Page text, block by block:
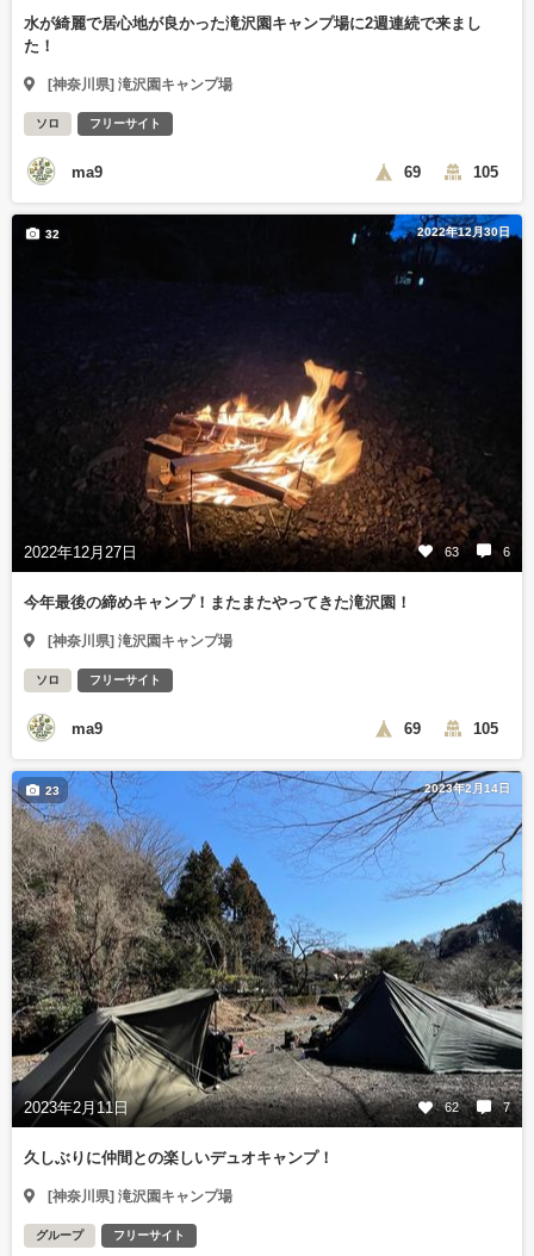
水が綺麗で居心地が良かった滝沢園キャンプ場に2週連続で来まし
た！
[神奈川県] 滝沢園キャンプ場
ソロ フリーサイト
ma9 69 105
2022年12月30日
2022年12月27日 63 6
32
今年最後の締めキャンプ！またまたやってきた滝沢園！
[神奈川県] 滝沢園キャンプ場
ソロ フリーサイト
ma9 69 105
2023年2月14日
2023年2月11日 62 7
23
久しぶりに仲間との楽しいデュオキャンプ！
[神奈川県] 滝沢園キャンプ場
グループ フリーサイト